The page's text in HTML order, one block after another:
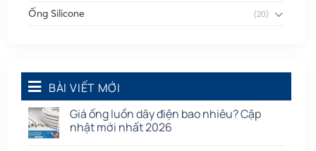
Ống Silicone (20)
Quạt dân dụng
Tấm cao su
BÀI VIẾT MỚI
Giá ống luồn dây điện bao nhiêu? Cập
nhật mới nhất 2026